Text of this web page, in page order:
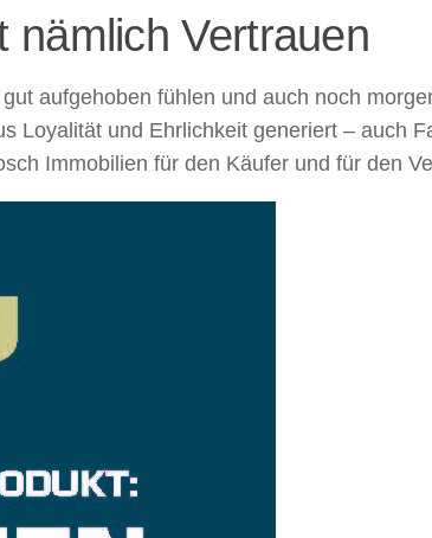
nämlich Vertrauen
aufgehoben fühlen und auch noch
Loyalität und Ehrlichkeit generiert – auch
Immobilien für den Käufer und für den